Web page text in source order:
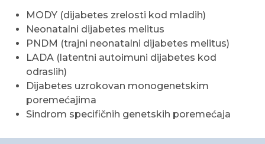
MODY (dijabetes zrelosti kod mladih)
Neonatalni dijabetes melitus
PNDM (trajni neonatalni dijabetes melitus)
LADA (latentni autoimuni dijabetes kod
odraslih)
Dijabetes uzrokovan monogenetskim
poremećajima
Sindrom specifičnih genetskih poremećaja